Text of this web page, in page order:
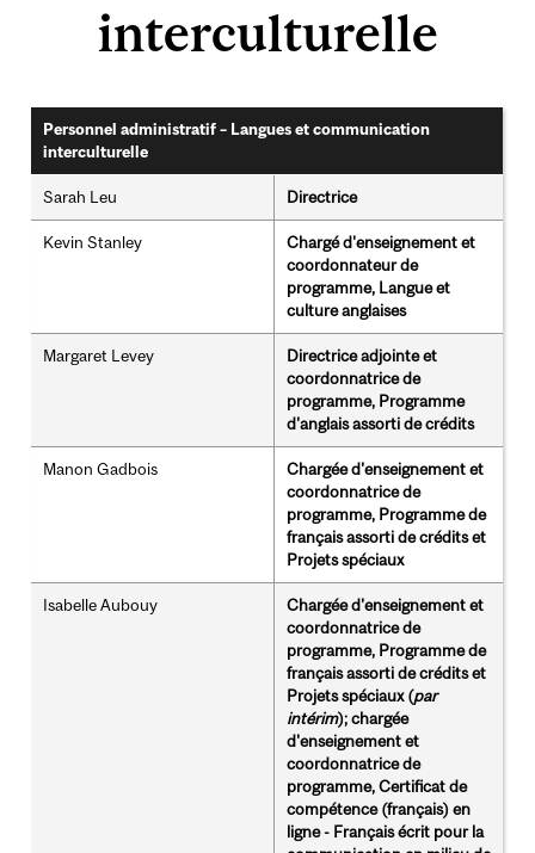
interculturelle
Personnel administratif – Langues et communication
interculturelle
Sarah Leu Directrice
Kevin Stanley
Chargé d'enseignement et
coordonnateur de
programme, Langue et
culture anglaises
Margaret Levey
Directrice adjointe et
coordonnatrice de
programme, Programme
d'anglais assorti de crédits
Manon Gadbois
Chargée d'enseignement et
coordonnatrice de
programme, Programme de
français assorti de crédits et
Projets spéciaux
Isabelle Aubouy
Chargée d'enseignement et
coordonnatrice de
programme, Programme de
français assorti de crédits et
Projets spéciaux (par
intérim); chargée
d'enseignement et
coordonnatrice de
programme, Certificat de
compétence (français) en
ligne - Français écrit pour la